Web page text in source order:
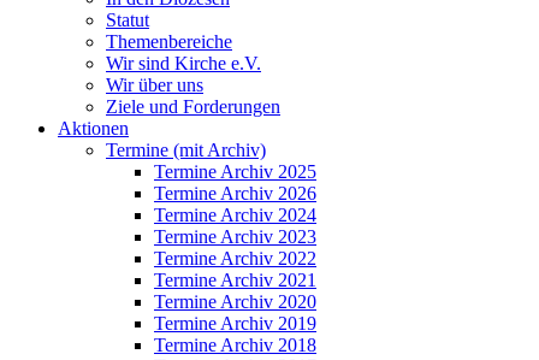
Statut
Themenbereiche
Wir sind Kirche e.V.
Wir über uns
Ziele und Forderungen
Aktionen
Termine (mit Archiv)
Termine Archiv 2025
Termine Archiv 2026
Termine Archiv 2024
Termine Archiv 2023
Termine Archiv 2022
Termine Archiv 2021
Termine Archiv 2020
Termine Archiv 2019
Termine Archiv 2018